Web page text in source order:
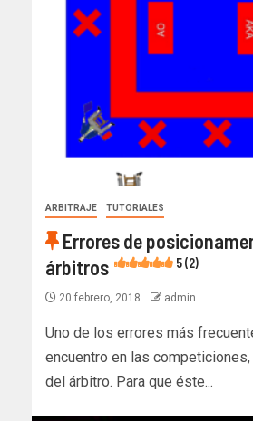
ARBITRAJE TUTORIALES
Errores de
árbitros
5 (2)
20 febrero, 2018 admin
Uno de los errores más
encuentro en las
del árbitro. Para que éste...